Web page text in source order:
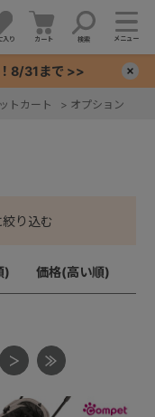
入り カート 検索 メニュー
8/31まで >>
トカート > オプション
り込む
) 価格(高い順)